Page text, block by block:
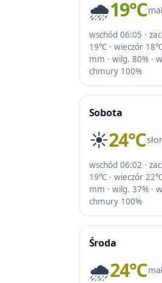
🌧️19℃
wschód 06:05 ·
19℃ · wieczór
mm · wilg. 80% ·
chmury 100%
Sobota
☀️24℃
wschód 06:02 ·
19℃ · wieczór
mm · wilg. 37% ·
chmury 100%
Środa
🌧️24℃